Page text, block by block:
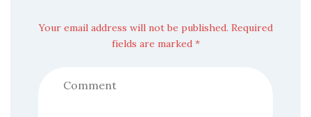
Your email address will not be published. Required
fields are marked *